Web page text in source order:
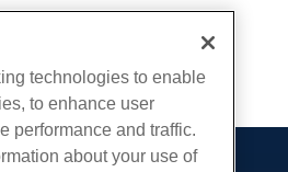
Kopieren URL
technologies to enable
to enhance user
performance and traffic.
about your use of